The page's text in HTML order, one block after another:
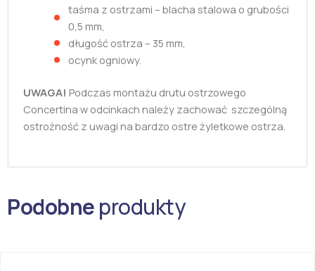
taśma z ostrzami – blacha stalowa o grubości
0,5 mm,
długość ostrza – 35 mm,
ocynk ogniowy.
UWAGA! Podczas montażu drutu ostrzowego
Concertina w odcinkach należy zachować szczególną
ostrożność z uwagi na bardzo ostre żyletkowe ostrza.
Podobneprodukty